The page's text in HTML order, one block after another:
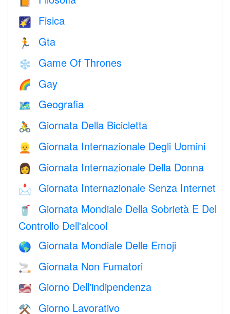
🌠 Fisica
🏃 Gta
❄️ Game Of Thrones
🌈 Gay
🗺 Geografia
🚴 Giornata Della Bicicletta
👱 Giornata Internazionale Degli Uomini
👩 Giornata Internazionale Della Donna
📩 Giornata Internazionale Senza Internet
🥤
Giornata Mondiale Della Sobrietà E Del
Controllo Dell'alcool
🌎 Giornata Mondiale Delle Emoji
🚬 Giornata Non Fumatori
🇺🇸 Giorno Dell'indipendenza
⚒️ Giorno Lavorativo